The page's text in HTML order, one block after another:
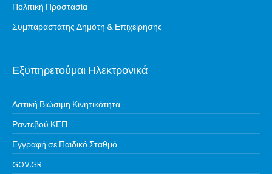
Πολιτική Προστασία
Συμπαραστάτης Δημότη & Επιχείρησης
Εξυπηρετούμαι Ηλεκτρονικά
Αστική Βιώσιμη Κινητικότητα
Ραντεβού ΚΕΠ
Εγγραφή σε Παιδικό Σταθμό
GOV.GR